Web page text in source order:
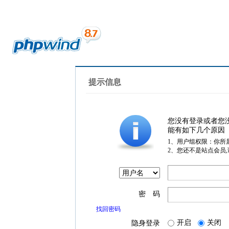
提示信息
您没有登录或者您
能有如下几个原因
1、用户组权限：你所
2、您还不是站点会员
密 码
找回密码
隐身登录 开启 关闭